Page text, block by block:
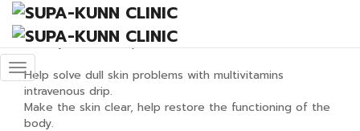
Vita Booster
January 18, 2023 supakunn_admin
Help solve dull skin problems with multivitamins
intravenous drip.
Make the skin clear, help restore the functioning of the
body.